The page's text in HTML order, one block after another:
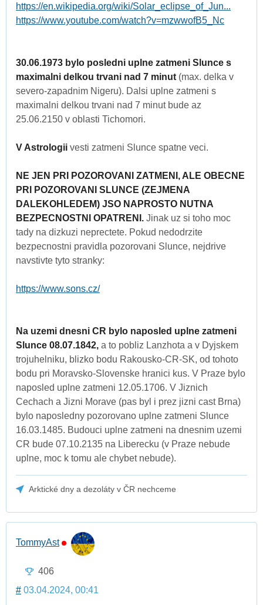
https://en.wikipedia.org/wiki/Solar_eclipse_of_Jun...
https://www.youtube.com/watch?v=mzwwofB5_Nc
30.06.1973 bylo posledni uplne zatmeni Slunce s
maximalni delkou trvani nad 7 minut (max. delka v
severo-zapadnim Nigeru). Dalsi uplne zatmeni s
maximalni delkou trvani nad 7 minut bude az
25.06.2150 v oblasti Tichomori.
V Astrologii vesti zatmeni Slunce spatne veci.
NE JEN PRI POZOROVANI ZATMENI, ALE OBECNE
PRI POZOROVANI SLUNCE (ZEJMENA
DALEKOHLEDEM) JSO NAPROSTO NUTNA
BEZPECNOSTNI OPATRENI. Jinak uz si toho moc
tady na dizkuzi neprectete. Pokud nedodrzite
bezpecnostni pravidla pozorovani Slunce, nejdrive
navstivte tyto stranky:
https://www.sons.cz/
Na uzemi dnesni CR bylo naposled uplne zatmeni
Slunce 08.07.1842, a to pobliz Lanzhota a v Dyjskem
trojuhelniku, blizko bodu Rakousko-CR-SK, od tohoto
bodu pri Moravsko-Slovenske hranici kus. V Praze bylo
naposled uplne zatmeni 12.05.1706. V Jiznich
Cechach a Jizni Morave (pas byl i prez jizni cast Brna)
bylo naposledny pozorovano uplne zatmeni Slunce
16.03.1485. Budouci uplne zatmeni na dnesnim uzemi
CR bude 07.10.2135 na Liberecku (v Praze nebude
uplne, moc k tomu ale chybet nebude).
Arktické dny a dezoláty v ČR nechceme
TommyAst
406
# 03.04.2024, 00:41